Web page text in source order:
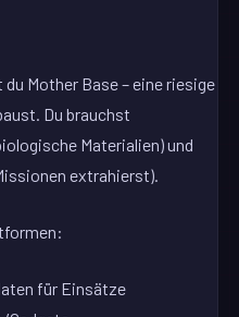
Mother Base – eine riesige
Du brauchst
Materialien) und
extrahierst).
für Einsätze